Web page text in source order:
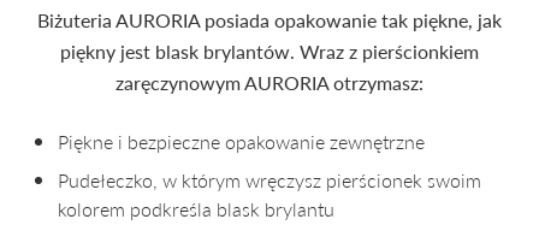
Biżuteria AURORIA posiada opakowanie tak piękne, jak
piękny jest blask brylantów. Wraz z pierścionkiem
zaręczynowym AURORIA otrzymasz:
Piękne i bezpieczne opakowanie zewnętrzne
Pudełeczko, w którym wręczysz pierścionek swoim
kolorem podkreśla blask brylantu